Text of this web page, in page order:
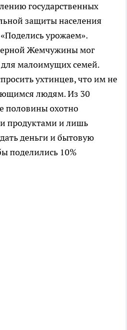
государственных
защиты населения
урожаем».
Жемчужины мог
малоимущих семей.
ухтинцев, что им не
людям. Из 30
половины охотно
продуктами и лишь
деньги и бытовую
поделились 10%